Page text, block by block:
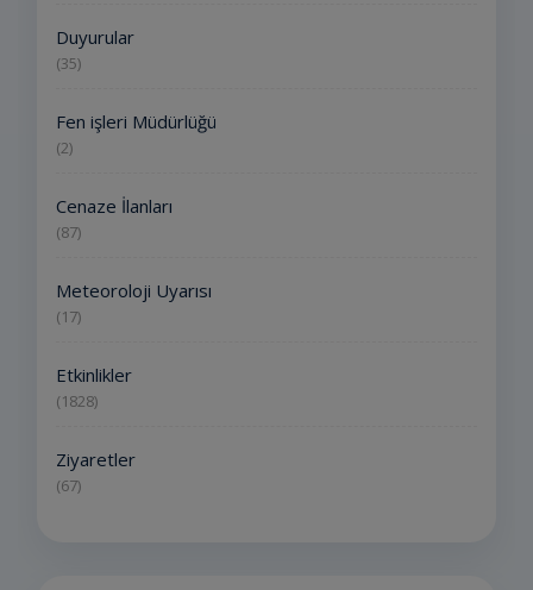
Duyurular
(35)
Fen işleri Müdürlüğü
(2)
Cenaze İlanları
(87)
Meteoroloji Uyarısı
(17)
Etkinlikler
(1828)
Ziyaretler
(67)